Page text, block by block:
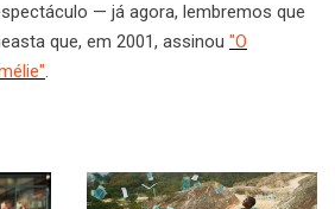
— já agora, lembremos que
que, em 2001, assinou "O
.